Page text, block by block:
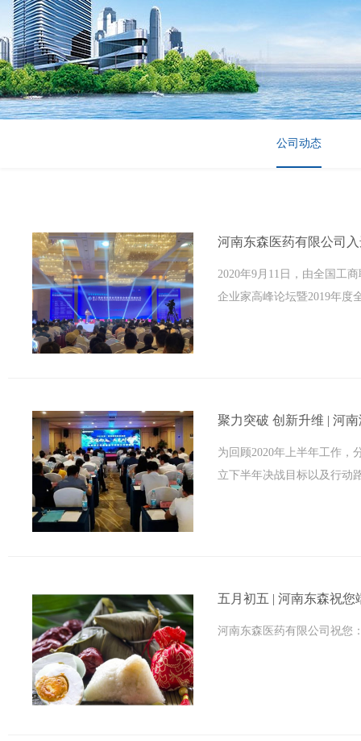
公司动态
河南东森医药有限公司
2020年9月11日，由全国工
企业家高峰论坛暨2019年度
聚力突破 创新升维 | 河
为回顾2020年上半年工作，
立下半年决战目标以及行动
五月初五 | 河南东森祝您
河南东森医药有限公司祝您